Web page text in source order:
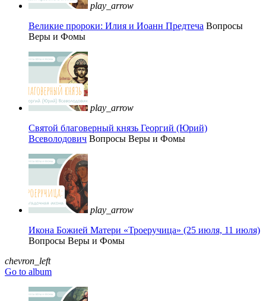
play_arrow
Великие пророки: Илия и Иоанн Предтеча Вопросы
Веры и Фомы
play_arrow
Святой благоверный князь Георгий (Юрий)
Всеволодович Вопросы Веры и Фомы
play_arrow
Икона Божией Матери «Троеручица» (25 июля, 11 июля)
Вопросы Веры и Фомы
chevron_left
Go to album